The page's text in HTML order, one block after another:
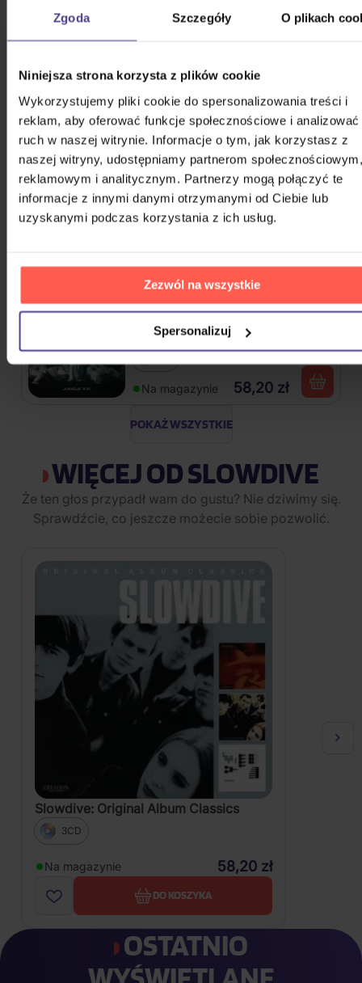
Zgoda Szczegóły O plikach
Niniejsza strona korzysta z plików cookie
Wykorzystujemy pliki cookie do spersonalizowania treści i
reklam, aby oferować funkcje społecznościowe i analizować
ruch w naszej witrynie. Informacje o tym, jak korzystasz z
naszej witryny, udostępniamy partnerom społecznościowym,
reklamowym i analitycznym. Partnerzy mogą połączyć te
informacje z innymi danymi otrzymanymi od Ciebie lub
uzyskanymi podczas korzystania z ich usług.
Zezwól na wszystkie
Spersonalizuj
Na magazynie 82,60 zł
roky
CD
Na magazynie 72,50 zł
Linkin Park: From Zero (Coloured
Blue Vinyl)
Na magazynie 110,90 zł
Traktor: Jungle XXI
Na magazynie 58,20 zł
POKAŻ WSZYSTKIE
WIĘCEJ OD SLOWDIVE
Że ten głos przypadł wam do gustu? Nie dziwimy się.
Sprawdźcie, co jeszcze możecie sobie pozwolić.
Slowdive: Original Album Classics
3CD
Na magazynie 58,20 zł
DO KOSZYKA
OSTATNIO